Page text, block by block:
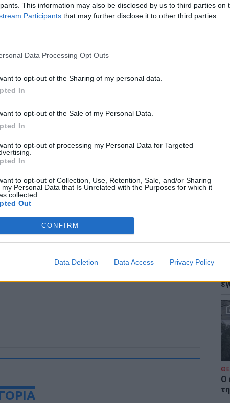
This information may also be disclosed by us to third parties on
Participants that may further disclose it to other third parties.
Data Processing Opt Outs
to opt-out of the Sharing of my personal data.
In
to opt-out of the Sale of my Personal Data.
In
to opt-out of processing my Personal Data for Targeted
In
to opt-out of Collection, Use, Retention, Sale, and/or Sharing
my Personal Data that Is Unrelated with the Purposes for which it
collected.
Out
CONFIRM
Data Deletion Data Access Privacy Policy
Ο
στο
, μπείτε στηνροή ειδήσεωντου E-Daily.gr
και στο Instagram